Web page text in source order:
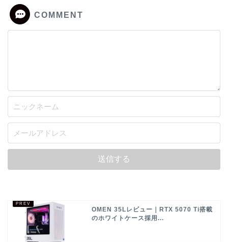
COMMENT
OMEN 35Lレビュー｜RTX 5070 Ti搭載
のホワイトケース採用...